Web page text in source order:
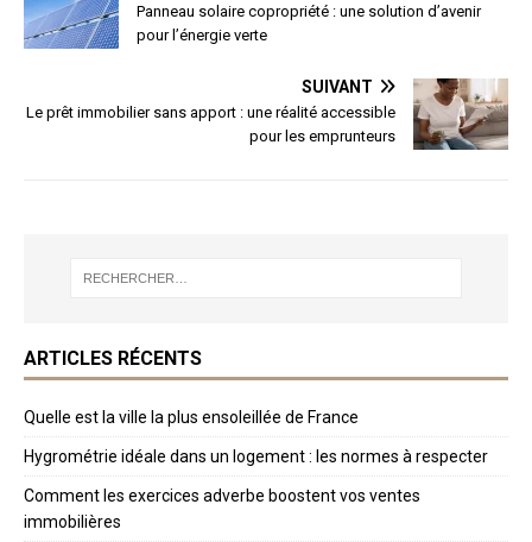
Panneau solaire copropriété : une solution d’avenir
pour l’énergie verte
SUIVANT
Le prêt immobilier sans apport : une réalité accessible
pour les emprunteurs
ARTICLES RÉCENTS
Quelle est la ville la plus ensoleillée de France
Hygrométrie idéale dans un logement : les normes à respecter
Comment les exercices adverbe boostent vos ventes
immobilières